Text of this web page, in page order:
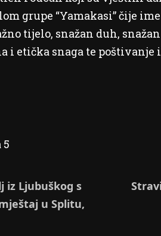
grupe “Yamakasi” čije
tijelo, snažan duh,
i etička snaga te poštivanje
iz Ljubuškog s
u Splitu,